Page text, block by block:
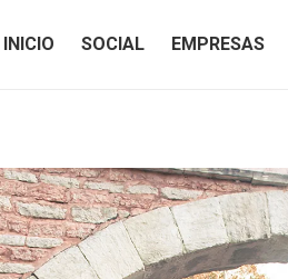
INICIO SOCIAL EMPRESAS
INICIO SOCIAL EMPRESAS